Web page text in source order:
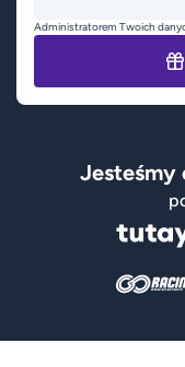
Administratorem Twoich
Jesteśmy